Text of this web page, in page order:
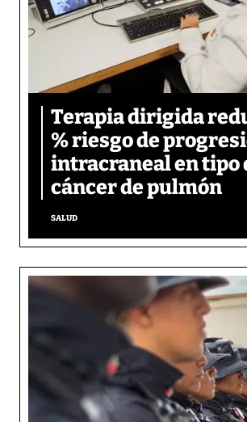
Terapia dirigida
% riesgo de
intracraneal en tipo
cáncer de pulmón
SALUD